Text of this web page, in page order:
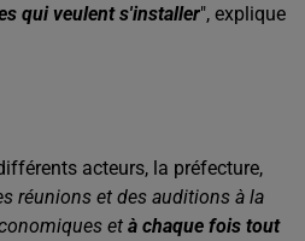
qui veulent s'installer", explique
acteurs, la préfecture,
réunions et des auditions à la
et à chaque fois tout